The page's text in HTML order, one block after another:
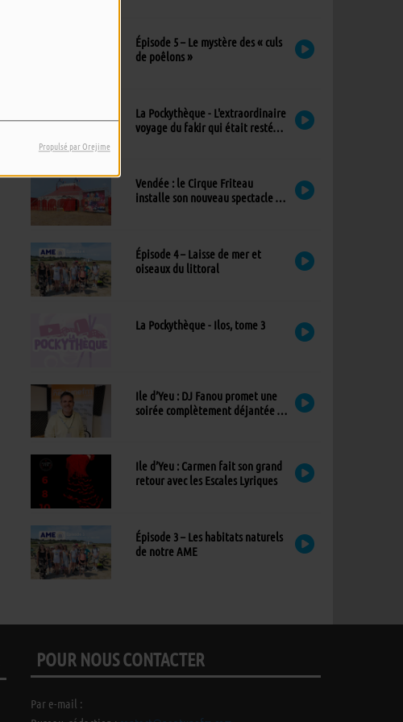
Propulsé par Orejime
Épisode 5 – Le mystère des « culs
de poêlons »
La Pockythèque - L'extraordinaire
voyage du fakir qui était resté
Vendée : le Cirque Friteau
installe son nouveau spectacle à
Épisode 4 – Laisse de mer et
oiseaux du littoral
La Pockythèque - Ilos, tome 3
Ile d’Yeu : DJ Fanou promet une
soirée complètement déjantée à
Ile d’Yeu : Carmen fait son grand
retour avec les Escales Lyriques
Épisode 3 – Les habitats naturels
de notre AME
POUR NOUS CONTACTER
Par e-mail :